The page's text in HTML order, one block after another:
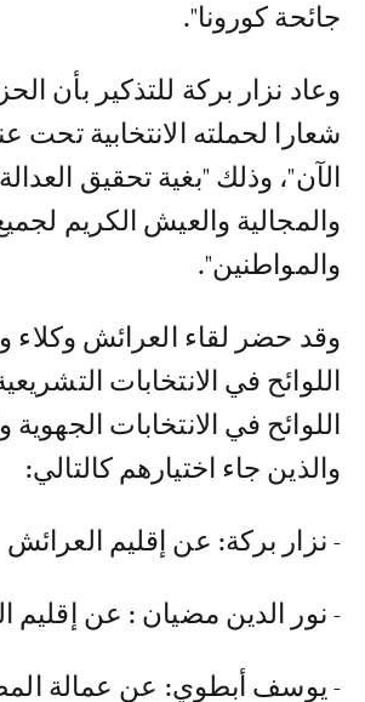
جائحة كورونا".
وعاد نزار بركة للتذكير بأن
شعارا لحملته الانتخابية تحت
الآن"، وذلك "بغية تحقيق
والمجالية والعيش الكريم
والمواطنين".
وقد حضر لقاء العرائش
اللوائح في الانتخابات
اللوائح في الانتخابات الجهوية
والذين جاء اختيارهم كالتالي:
- نزار بركة: عن إقليم العرائش
- نور الدين مضيان : عن إقليم
- يوسف أبطوي: عن عمالة